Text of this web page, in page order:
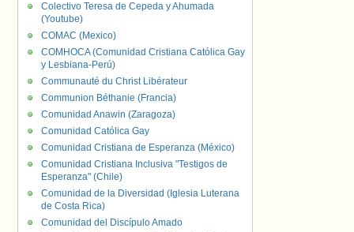
Colectivo Teresa de Cepeda y Ahumada
(Youtube)
COMAC (Mexico)
COMHOCA (Comunidad Cristiana Católica Gay
y Lesbiana-Perú)
Communauté du Christ Libérateur
Communion Béthanie (Francia)
Comunidad Anawin (Zaragoza)
Comunidad Católica Gay
Comunidad Cristiana de Esperanza (México)
Comunidad Cristiana Inclusiva "Testigos de
Esperanza" (Chile)
Comunidad de la Diversidad (Iglesia Luterana
de Costa Rica)
Comunidad del Discípulo Amado